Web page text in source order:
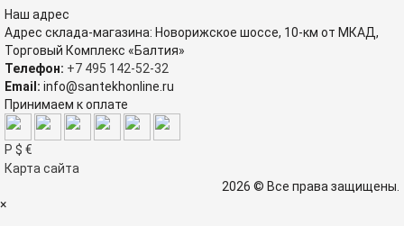
Наш адрес
Адрес склада-магазина: Новорижское шоссе, 10-км от МКАД,
Торговый Комплекс «Балтия»
Телефон: +7 495 142-52-32
Email: info@santekhonline.ru
Принимаем к оплате
Р $ €
Карта сайта
2026 © Все права защищены.
×